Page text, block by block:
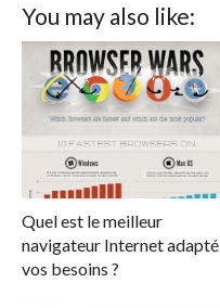
You may also like:
Quel est le meilleur
navigateur Internet
vos besoins ?